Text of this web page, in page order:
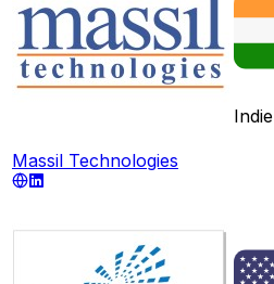
Massil Technologies
Indie